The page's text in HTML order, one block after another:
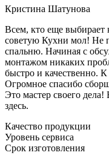
Кристина Шатунова
Всем, кто еще выбирает
советую Кухни мол! Не
спальню. Начиная с
монтажом никаких
быстро и качественно.
Огромное спасибо
Это мастер своего дела!
здесь.
Качество продукции
Уровень сервиса
Срок изготовления